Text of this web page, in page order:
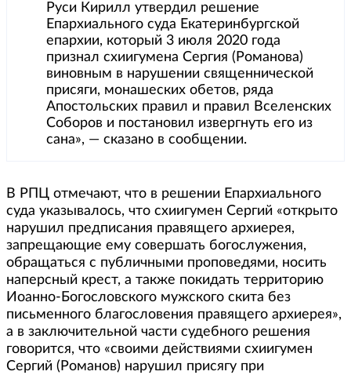
Руси Кирилл утвердил решение
Епархиального суда Екатеринбургской
епархии, который 3 июля 2020 года
признал схиигумена Сергия (Романова)
виновным в нарушении священнической
присяги, монашеских обетов, ряда
Апостольских правил и правил Вселенских
Соборов и постановил извергнуть его из
сана», — сказано в сообщении.
В РПЦ отмечают, что в решении Епархиального
суда указывалось, что схиигумен Сергий «открыто
нарушил предписания правящего архиерея,
запрещающие ему совершать богослужения,
обращаться с публичными проповедями, носить
наперсный крест, а также покидать территорию
Иоанно-Богословского мужского скита без
письменного благословения правящего архиерея»,
а в заключительной части судебного решения
говорится, что «своими действиями схиигумен
Сергий (Романов) нарушил присягу при